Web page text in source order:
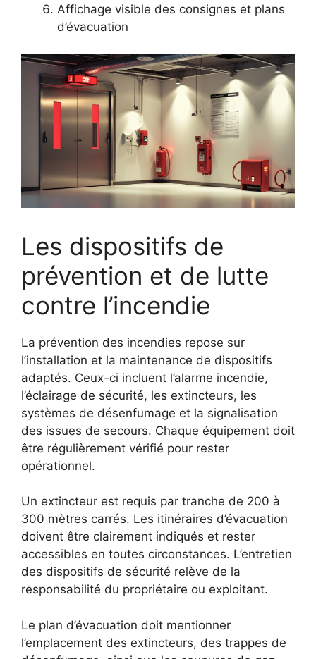
Affichage visible des consignes et plans
d’évacuation
Les dispositifs de
prévention et de lutte
contre l’incendie
La prévention des incendies repose sur
l’installation et la maintenance de dispositifs
adaptés. Ceux-ci incluent l’alarme incendie,
l’éclairage de sécurité, les extincteurs, les
systèmes de désenfumage et la signalisation
des issues de secours. Chaque équipement doit
être régulièrement vérifié pour rester
opérationnel.
Un extincteur est requis par tranche de 200 à
300 mètres carrés. Les itinéraires d’évacuation
doivent être clairement indiqués et rester
accessibles en toutes circonstances. L’entretien
des dispositifs de sécurité relève de la
responsabilité du propriétaire ou exploitant.
Le plan d’évacuation doit mentionner
l’emplacement des extincteurs, des trappes de